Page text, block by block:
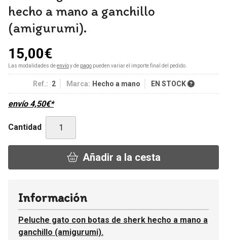
hecho a mano a ganchillo
(amigurumi).
15,00€
Las modalidades deenvíoy de pago pueden variar el importe final del pedido.
Ref.: 2 Marca: Hecho a mano EN STOCK
envío 4,50€*
Cantidad
Añadir a la cesta
Información
Peluche gato con botas de sherk hecho a mano a
ganchillo (amigurumi).